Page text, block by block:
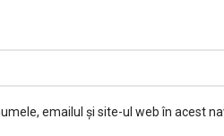
emailul și site-ul web în acest